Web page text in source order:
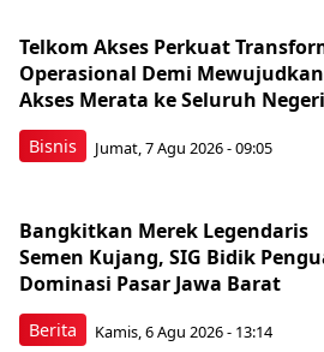
Bisnis
Telkom Akses Perkuat
Operasional Demi Mewujudkan
Akses Merata ke Seluruh Negeri
Jumat, 7 Agu 2026 - 09:05
Berita
Bangkitkan Merek Legendaris
Semen Kujang, SIG Bidik
Dominasi Pasar Jawa Barat
Kamis, 6 Agu 2026 - 13:14